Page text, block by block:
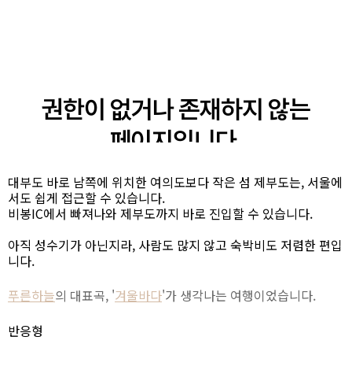
대부도 바로 남쪽에 위치한 여의도보다 작은 섬 제부도는, 서울에
서도 쉽게 접근할 수 있습니다.
비봉IC에서 빠져나와 제부도까지 바로 진입할 수 있습니다.
아직 성수기가 아닌지라, 사람도 많지 않고 숙박비도 저렴한 편입
니다.
푸른하늘의 대표곡, '겨울바다'가 생각나는 여행이었습니다.
반응형